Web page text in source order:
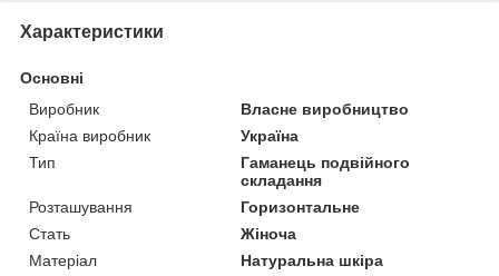
Характеристики
Основні
Виробник
Власне виробництво
Країна виробник
Україна
Тип
Гаманець подвійного
складання
Розташування
Горизонтальне
Стать
Жіноча
Матеріал
Натуральна шкіра